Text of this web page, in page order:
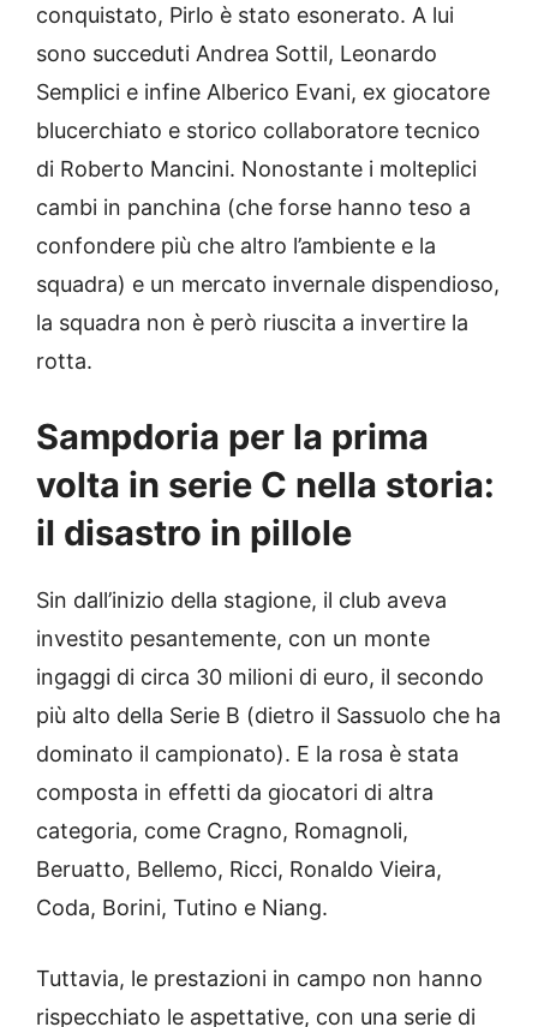
conquistato, Pirlo è stato esonerato. A lui
sono succeduti Andrea Sottil, Leonardo
Semplici e infine Alberico Evani, ex giocatore
blucerchiato e storico collaboratore tecnico
di Roberto Mancini. Nonostante i molteplici
cambi in panchina (che forse hanno teso a
confondere più che altro l’ambiente e la
squadra) e un mercato invernale dispendioso,
la squadra non è però riuscita a invertire la
rotta.
Sampdoria per la prima
volta in serie C nella storia:
il disastro in pillole
Sin dall’inizio della stagione, il club aveva
investito pesantemente, con un monte
ingaggi di circa 30 milioni di euro, il secondo
più alto della Serie B (dietro il Sassuolo che ha
dominato il campionato). E la rosa è stata
composta in effetti da giocatori di altra
categoria, come Cragno, Romagnoli,
Beruatto, Bellemo, Ricci, Ronaldo Vieira,
Coda, Borini, Tutino e Niang.
Tuttavia, le prestazioni in campo non hanno
rispecchiato le aspettative, con una serie di